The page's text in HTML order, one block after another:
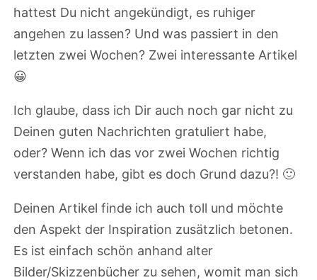
hattest Du nicht angekündigt, es ruhiger
angehen zu lassen? Und was passiert in den
letzten zwei Wochen? Zwei interessante Artikel
😀
Ich glaube, dass ich Dir auch noch gar nicht zu
Deinen guten Nachrichten gratuliert habe,
oder? Wenn ich das vor zwei Wochen richtig
verstanden habe, gibt es doch Grund dazu?! 🙂
Deinen Artikel finde ich auch toll und möchte
den Aspekt der Inspiration zusätzlich betonen.
Es ist einfach schön anhand alter
Bilder/Skizzenbücher zu sehen, womit man sich